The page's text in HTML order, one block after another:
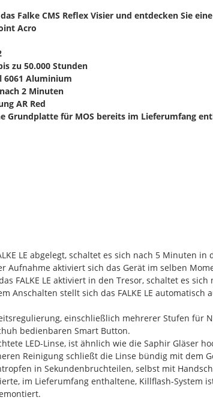
Falke CMS Reflex Visier und entdecken Sie
Acro
zu 50.000 Stunden
6061 Aluminium
2 Minuten
AR Red
Grundplatte für MOS bereits im Lieferumfang
LE abgelegt, schaltet es sich nach 5 Minuten in
Aufnahme aktiviert sich das Gerät im selben
FALKE LE aktiviert in den Tresor, schaltet es
Anschalten stellt sich das FALKE LE
einschließlich mehrerer Stufen für
bedienbaren Smart Button.
LED-Linse, ist ähnlich wie die Saphir Gläser
Reinigung schließt die Linse bündig mit dem
in Sekundenbruchteilen, selbst mit
im Lieferumfang enthaltene, Killflash-System